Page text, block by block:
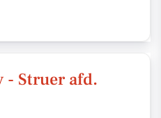
- Struer afd.